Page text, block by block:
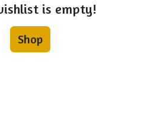
is empty!
Shop